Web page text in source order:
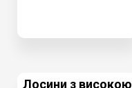
Лосини з високою